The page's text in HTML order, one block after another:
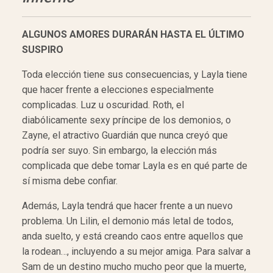
ALGUNOS AMORES DURARÁN HASTA EL ÚLTIMO
SUSPIRO
Toda elección tiene sus consecuencias, y Layla tiene
que hacer frente a elecciones especialmente
complicadas. Luz u oscuridad. Roth, el
diabólicamente sexy príncipe de los demonios, o
Zayne, el atractivo Guardián que nunca creyó que
podría ser suyo. Sin embargo, la elección más
complicada que debe tomar Layla es en qué parte de
sí misma debe confiar.
Además, Layla tendrá que hacer frente a un nuevo
problema. Un Lilin, el demonio más letal de todos,
anda suelto, y está creando caos entre aquellos que
la rodean…, incluyendo a su mejor amiga. Para salvar a
Sam de un destino mucho mucho peor que la muerte,